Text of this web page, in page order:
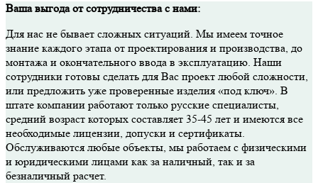
Ваша выгода от сотрудничества с нами:
Для нас не бывает сложных ситуаций. Мы имеем точное
знание каждого этапа от проектирования и производства, до
монтажа и окончательного ввода в эксплуатацию. Наши
сотрудники готовы сделать для Вас проект любой сложности,
или предложить уже проверенные изделия «под ключ». В
штате компании работают только русские специалисты,
средний возраст которых составляет 35-45 лет и имеются все
необходимые лицензии, допуски и сертификаты.
Обслуживаются любые объекты, мы работаем с физическими
и юридическими лицами как за наличный, так и за
безналичный расчет.